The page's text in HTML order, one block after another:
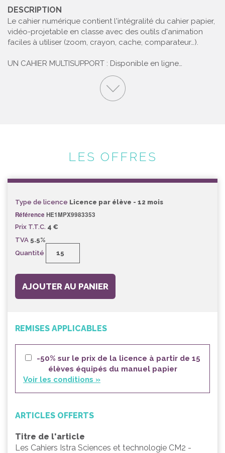
DESCRIPTION
Le cahier numérique contient l'intégralité du cahier papier,
vidéo-projetable en classe avec des outils d'animation
faciles à utiliser (zoom, crayon, cache, comparateur…).
UN CAHIER MULTISUPPORT : Disponible en ligne…
LES OFFRES
Type de licence Licence par élève - 12 mois
Référence HE1MPX9983353
Prix T.T.C. 4 €
TVA 5.5%
Quantité
AJOUTER AU PANIER
REMISES APPLICABLES
-50% sur le prix de la licence à partir de 15
élèves équipés du manuel papier
Voir les conditions »
ARTICLES OFFERTS
Titre de l'article
Les Cahiers Istra Sciences et technologie CM2 -